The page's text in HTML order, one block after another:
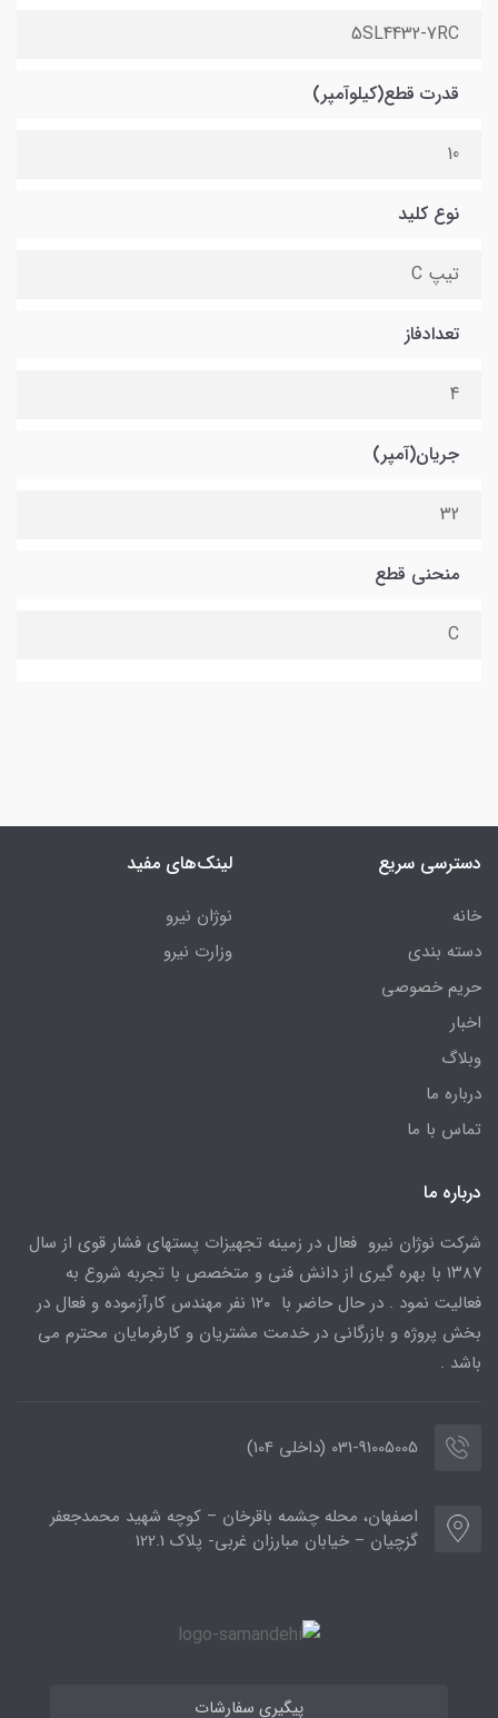
5SL4432-7RC
قدرت قطع(کیلوآمپر)
10
نوع کلید
تیپ C
تعدادفاز
4
جریان(آمپر)
32
منحنی قطع
C
دسترسی سریع
خانه
دسته بندی
حریم خصوصی
اخبار
وبلاگ
درباره ما
تماس با ما
لینک‌های مفید
نوژان نیرو
وزارت نیرو
درباره ما
شرکت نوژان نیرو فعال در زمینه تجهیزات پستهای فشار قوی از سال
۱۳۸۷ با بهره گیری از دانش فنی و متخصص با تجربه شروع به
فعالیت نمود . در حال حاضر با ۱۲۰ نفر مهندس کارآزموده و فعال در
بخش پروژه و بازرگانی در خدمت مشتریان و کارفرمایان محترم می
باشد .
031-91005005 (داخلی 104)
اصفهان، محله چشمه باقرخان – کوچه شهید محمدجعفر
گزچیان – خیابان مبارزان غربی- پلاک 122.1
پیگیری سفارشات